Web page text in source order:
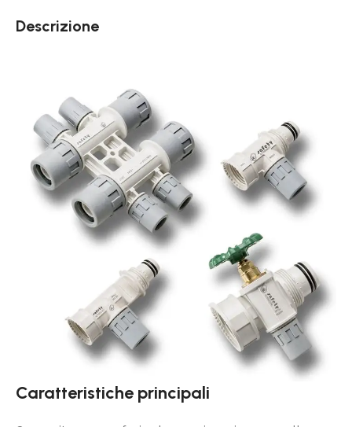
Descrizione
Caratteristiche principali